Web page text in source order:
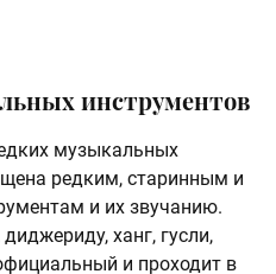
инструментов
музыкальных
редким, старинным и
и их звучанию.
ханг, гусли,
и проходит в